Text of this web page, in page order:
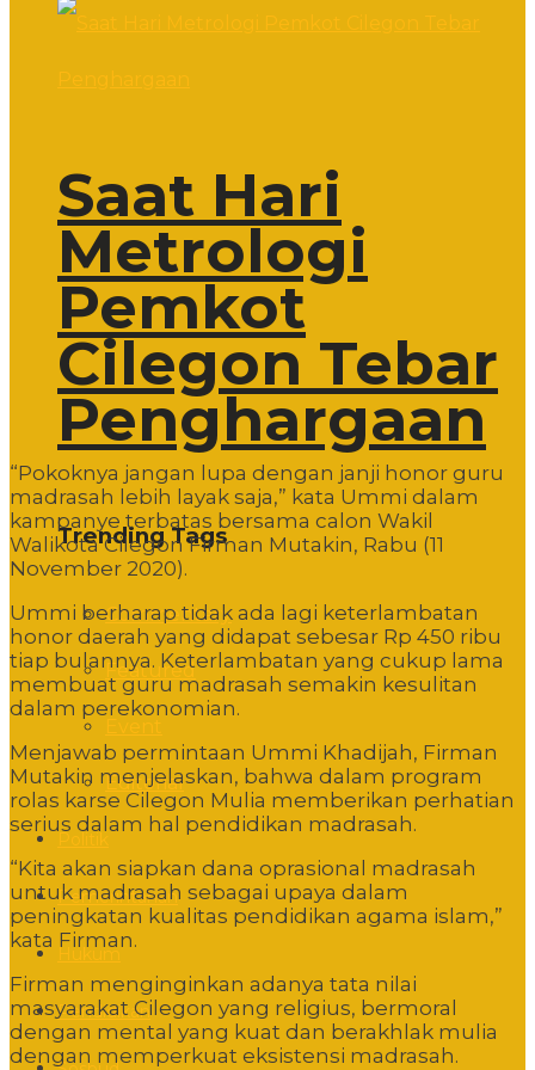
Saat Hari
Metrologi
Pemkot
Cilegon Tebar
Penghargaan
Trending Tags
Commentary
Featured
Editorial
Pemerintahan
Hukum
Pendidikan
“Pokoknya jangan lupa dengan janji honor guru
madrasah lebih layak saja,” kata Ummi dalam
kampanye terbatas bersama calon Wakil
Walikota Cilegon Firman Mutakin, Rabu (11
November 2020).
Ummi berharap tidak ada lagi keterlambatan
honor daerah yang didapat sebesar Rp 450 ribu
tiap bulannya. Keterlambatan yang cukup lama
membuat guru madrasah semakin kesulitan
dalam perekonomian.
Menjawab permintaan Ummi Khadijah, Firman
Mutakin menjelaskan, bahwa dalam program
rolas karse Cilegon Mulia memberikan perhatian
serius dalam hal pendidikan madrasah.
“Kita akan siapkan dana oprasional madrasah
untuk madrasah sebagai upaya dalam
peningkatan kualitas pendidikan agama islam,”
kata Firman.
Firman menginginkan adanya tata nilai
masyarakat Cilegon yang religius, bermoral
dengan mental yang kuat dan berakhlak mulia
dengan memperkuat eksistensi madrasah.